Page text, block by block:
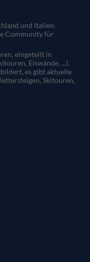
und Italien.
Community für
eingeteilt in
Eiswände, ...).
es gibt aktuelle
Skitouren,